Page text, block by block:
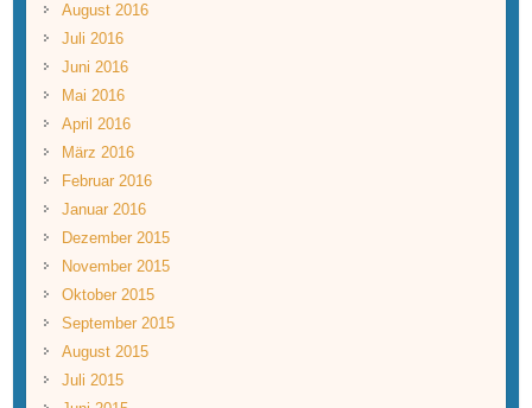
August 2016
Juli 2016
Juni 2016
Mai 2016
April 2016
März 2016
Februar 2016
Januar 2016
Dezember 2015
November 2015
Oktober 2015
September 2015
August 2015
Juli 2015